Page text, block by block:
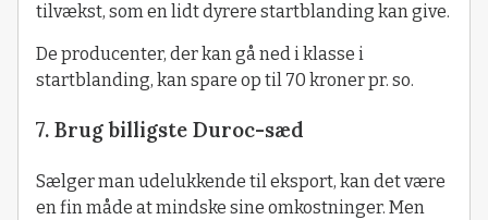
tilvækst, som en lidt dyrere startblanding kan give.
De producenter, der kan gå ned i klasse i
startblanding, kan spare op til 70 kroner pr. so.
7. Brug billigste Duroc-sæd
Sælger man udelukkende til eksport, kan det være
en fin måde at mindske sine omkostninger. Men